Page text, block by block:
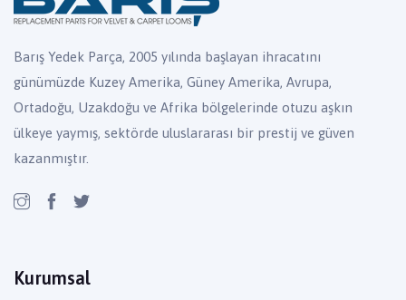
Barış Yedek Parça, 2005 yılında başlayan ihracatını
günümüzde Kuzey Amerika, Güney Amerika, Avrupa,
Ortadoğu, Uzakdoğu ve Afrika bölgelerinde otuzu aşkın
ülkeye yaymış, sektörde uluslararası bir prestij ve güven
kazanmıştır.
Kurumsal